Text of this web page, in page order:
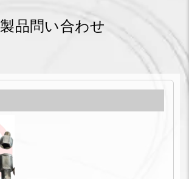
製品問い合わせ